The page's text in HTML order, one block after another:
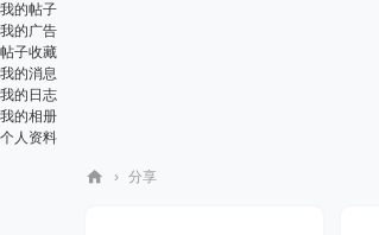
我的帖子
我的广告
帖子收藏
我的消息
我的日志
我的相册
个人资料
› 分享